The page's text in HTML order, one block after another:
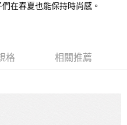
」（以下簡稱本公司）所提供，讓
在春夏也能保持時尚感。
格 相關推薦